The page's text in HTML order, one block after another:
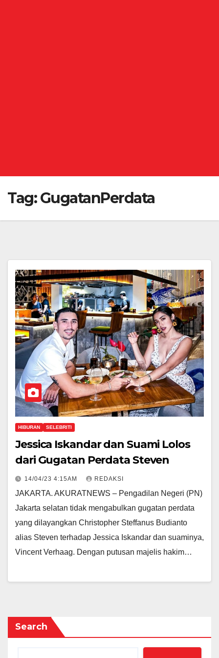
Tag:GugatanPerdata
HIBURAN SELEBRITI
Jessica Iskandar dan Suami Lolos
dari Gugatan Perdata Steven
14/04/23 4:15AM REDAKSI
JAKARTA. AKURATNEWS – Pengadilan Negeri (PN)
Jakarta selatan tidak mengabulkan gugatan perdata
yang dilayangkan Christopher Steffanus Budianto
alias Steven terhadap Jessica Iskandar dan suaminya,
Vincent Verhaag. Dengan putusan majelis hakim…
Search